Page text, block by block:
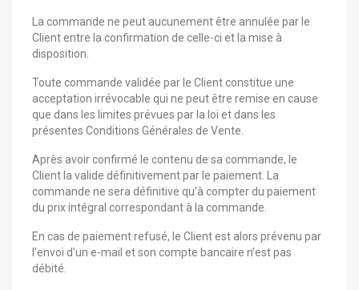
La commande ne peut aucunement être annulée par le
Client entre la confirmation de celle-ci et la mise à
disposition.
Toute commande validée par le Client constitue une
acceptation irrévocable qui ne peut être remise en cause
que dans les limites prévues par la loi et dans les
présentes Conditions Générales de Vente.
Après avoir confirmé le contenu de sa commande, le
Client la valide définitivement par le paiement. La
commande ne sera définitive qu’à compter du paiement
du prix intégral correspondant à la commande.
En cas de paiement refusé, le Client est alors prévenu par
l'envoi d'un e-mail et son compte bancaire n’est pas
débité.